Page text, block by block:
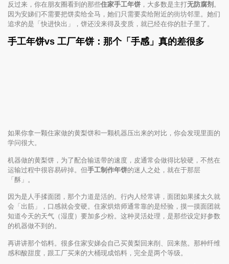
反过来，你在朋友圈看到的那些住家手工年饼 ，大多数是主打无防腐剂 。
因为安娣们不需要把饼卖给全马，她们只需要卖给附近的街坊邻里。她们
追求的是「快进快出」，饼还没来得及变质，就已经在你的肚子里了。
手工年饼vs 工厂年饼：那个「手感」真的差很多
如果你拿一颗住家做的黄梨饼和一颗机器压出来的对比，你会发现里面的
学问很大。
机器做的黄梨饼，为了配合输送带的速度，皮通常会做得比较硬，不然在
运输过程中很容易碎掉。但手工制作年饼的迷人之处，就在于那层
「酥」。
因为是人手揉面团，那个力道是活的。行内人经常讲，面团如果揉太久就
会「出筋」，口感就会变硬。住家烘焙师通常靠的是经验，摸一摸面团就
知道今天的天气（湿度）要加多少粉。这种灵活处理，是那些设定好参数
的机器做不到的。
再讲讲那个馅料。很多住家安娣会自己买黄梨回来削、回来熬。那种纤维
感和酸甜度，跟工厂买来的大桶现成馅料，完全是两个等级。